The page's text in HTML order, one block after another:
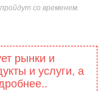
со временем.
рынки и
и услуги, а